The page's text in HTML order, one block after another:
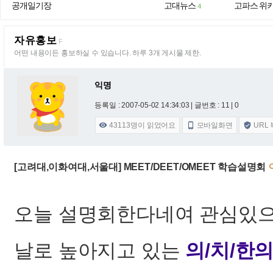
공개일기장 고대뉴스 4
고파스 위
자유홍보 F
어떤 내용이든 홍보하실 수 있습니다. 하루 3개 게시물 제한.
익명
등록일 : 2007-05-02 14:34:03 | 글번호 : 11 | 0
 43113명이 읽었어요  모바일화면  URL
[고려대,이화여대,서울대] MEET/DEET/OMEET 학습설명회
오늘 설명회한다네여 관심있
날로 높아지고 있는 의/치/한